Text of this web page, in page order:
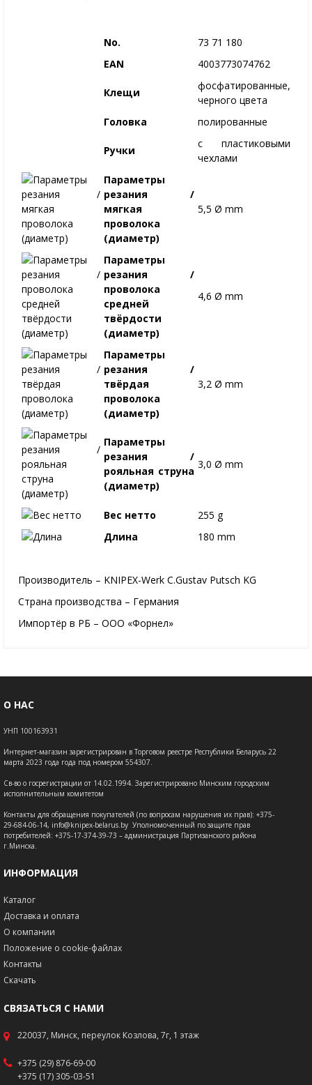
No.
73 71 180
EAN
4003773074762
Клещи
фосфатированные,
черного цвета
Головка
полированные
Ручки
с пластиковыми
чехлами
Параметры
резания /
мягкая
проволока
(диаметр)
5,5 Ø mm
Параметры
резания /
проволока
средней
твёрдости
(диаметр)
4,6 Ø mm
Параметры
резания /
твёрдая
проволока
(диаметр)
3,2 Ø mm
Параметры
резания /
рояльная струна
(диаметр)
3,0 Ø mm
Вес нетто
255 g
Длина
180 mm
Производитель – KNIPEX-Werk C.Gustav Putsch KG
Страна производства – Германия
Импортёр в РБ – ООО «Форнел»
О НАС
УНП 100163931
Интернет-магазин зарегистрирован в Торговом реестре Республики Беларусь 22
марта 2023 года года под номером 554307.
Св-во о госрегистрации от 14.02.1994. Зарегистрировано Минским городским
исполнительным комитетом
Контакты для обращения покупателей (по вопросам нарушения их прав): +375-
29-684-06-14, info@knipex-belarus.by Уполномоченный по защите прав
потребителей: +375-17-374-39-73 – администрация Партизанского района
г.Минска.
ИНФОРМАЦИЯ
Каталог
Доставка и оплата
О компании
Положение о cookie-файлах
Контакты
Скачать
СВЯЗАТЬСЯ С НАМИ
220037, Минск, переулок Козлова, 7г, 1 этаж
+375 (29) 876-69-00
+375 (17) 305-03-51